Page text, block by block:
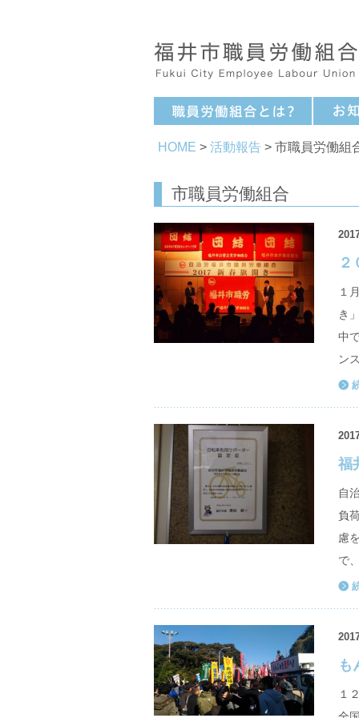
HOME > 活動報告 > 市職員労働組
市職員労働組合
２
１
き
中
ン
福
自
負
慮
で
も
１